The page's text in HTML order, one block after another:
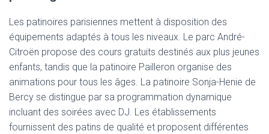
Les patinoires parisiennes mettent à disposition des
équipements adaptés à tous les niveaux. Le parc André-
Citroën propose des cours gratuits destinés aux plus jeunes
enfants, tandis que la patinoire Pailleron organise des
animations pour tous les âges. La patinoire Sonja-Henie de
Bercy se distingue par sa programmation dynamique
incluant des soirées avec DJ. Les établissements
fournissent des patins de qualité et proposent différentes